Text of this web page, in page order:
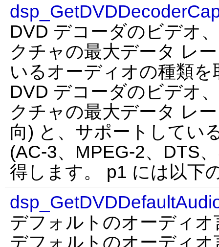
DVD デコーダのビデオ
クチャの最大データ レ
いるオーディオの種類を
DVD デコーダのビデオ
クチャの最大データ レ
向) と、サポートしてい
(AC-3、MPEG-2、DTS
得します。 p1 には以下
デフォルトのオーディ
デフォルトのオーディ